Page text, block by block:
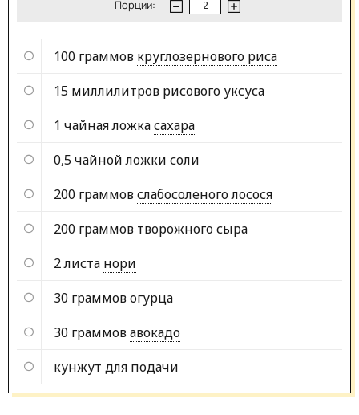
Порции:
100 граммов круглозернового риса
15 миллилитров рисового уксуса
1 чайная ложкасахара
0,5 чайной ложки соли
200 граммовслабосоленого лосося
200 граммов творожного сыра
2 листа нори
30 граммовогурца
30 граммовавокадо
кунжут для подачи